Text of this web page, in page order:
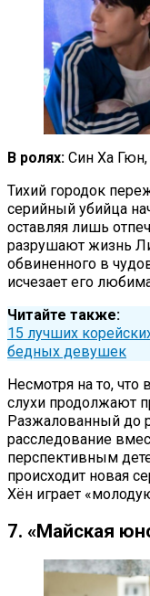
В ролях: Син Ха
Тихий городок
серийный убийца
оставляя лишь
разрушают жизнь
обвиненного в
исчезает его
Читайте также:
15 лучших
бедных девушек
Несмотря на то,
слухи продолжают
Разжалованный до
расследование
перспективным
происходит новая
Хён играет
7. «Майская